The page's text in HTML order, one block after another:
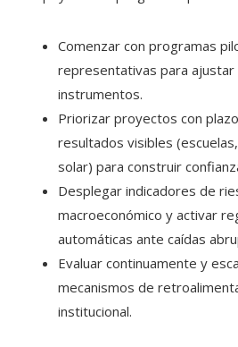
Comenzar con programas
representativas para ajustar
instrumentos.
Priorizar proyectos con
resultados visibles
solar) para construir
Desplegar indicadores de
macroeconómico y activar
automáticas ante caídas
Evaluar continuamente y
mecanismos de
institucional.